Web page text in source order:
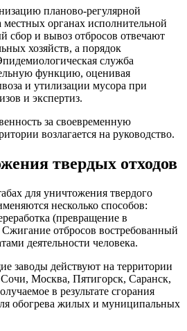
планово-регулярной
местных органах исполнительной
сбор и вывоз отбросов отвечают
хозяйств, а порядок
служба
функцию, оценивая
и утилизации мусора при
и экспертиз.
за своевременную
возлагается на руководство.
твердых отходов
для уничтожения твердого
несколько способов:
(превращение в
Сжигание отбросов востребованный
деятельности человека.
заводы действуют на территории
Москва, Пятигорск, Саранск,
в результате сгорания
обогрева жилых и муниципальных